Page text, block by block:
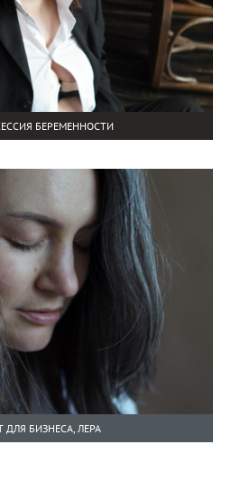
БЕРЕМЕННОСТИ
ДЛЯ БИЗНЕСА, ЛЕРА